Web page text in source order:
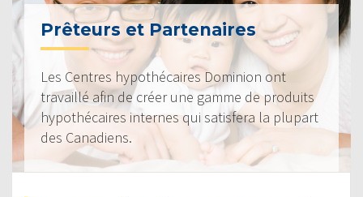
Prêteurs et Partenaires
Les Centres hypothécaires Dominion ont
travaillé afin de créer une gamme de produits
hypothécaires internes qui satisfera la plupart
des Canadiens.